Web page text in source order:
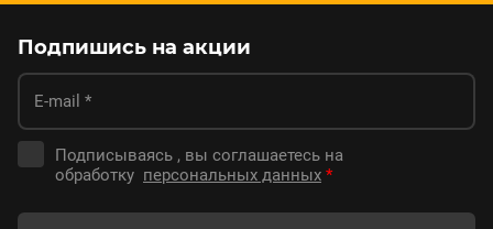
Подпишись на акции
Подписываясь , вы соглашаетесь на
обработку персональных данных *